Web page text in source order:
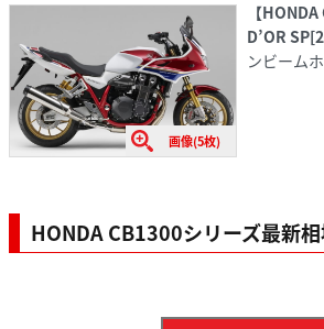
画像(5枚)
【
D’OR
ンビーム
HONDA CB1300シリーズ最新